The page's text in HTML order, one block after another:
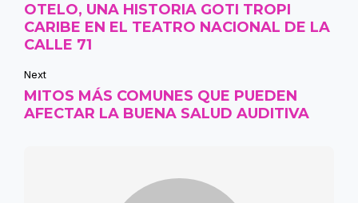
OTELO, UNA HISTORIA GOTI TROPI
CARIBE EN EL TEATRO NACIONAL DE LA
CALLE 71
Next
MITOS MÁS COMUNES QUE PUEDEN
AFECTAR LA BUENA SALUD AUDITIVA